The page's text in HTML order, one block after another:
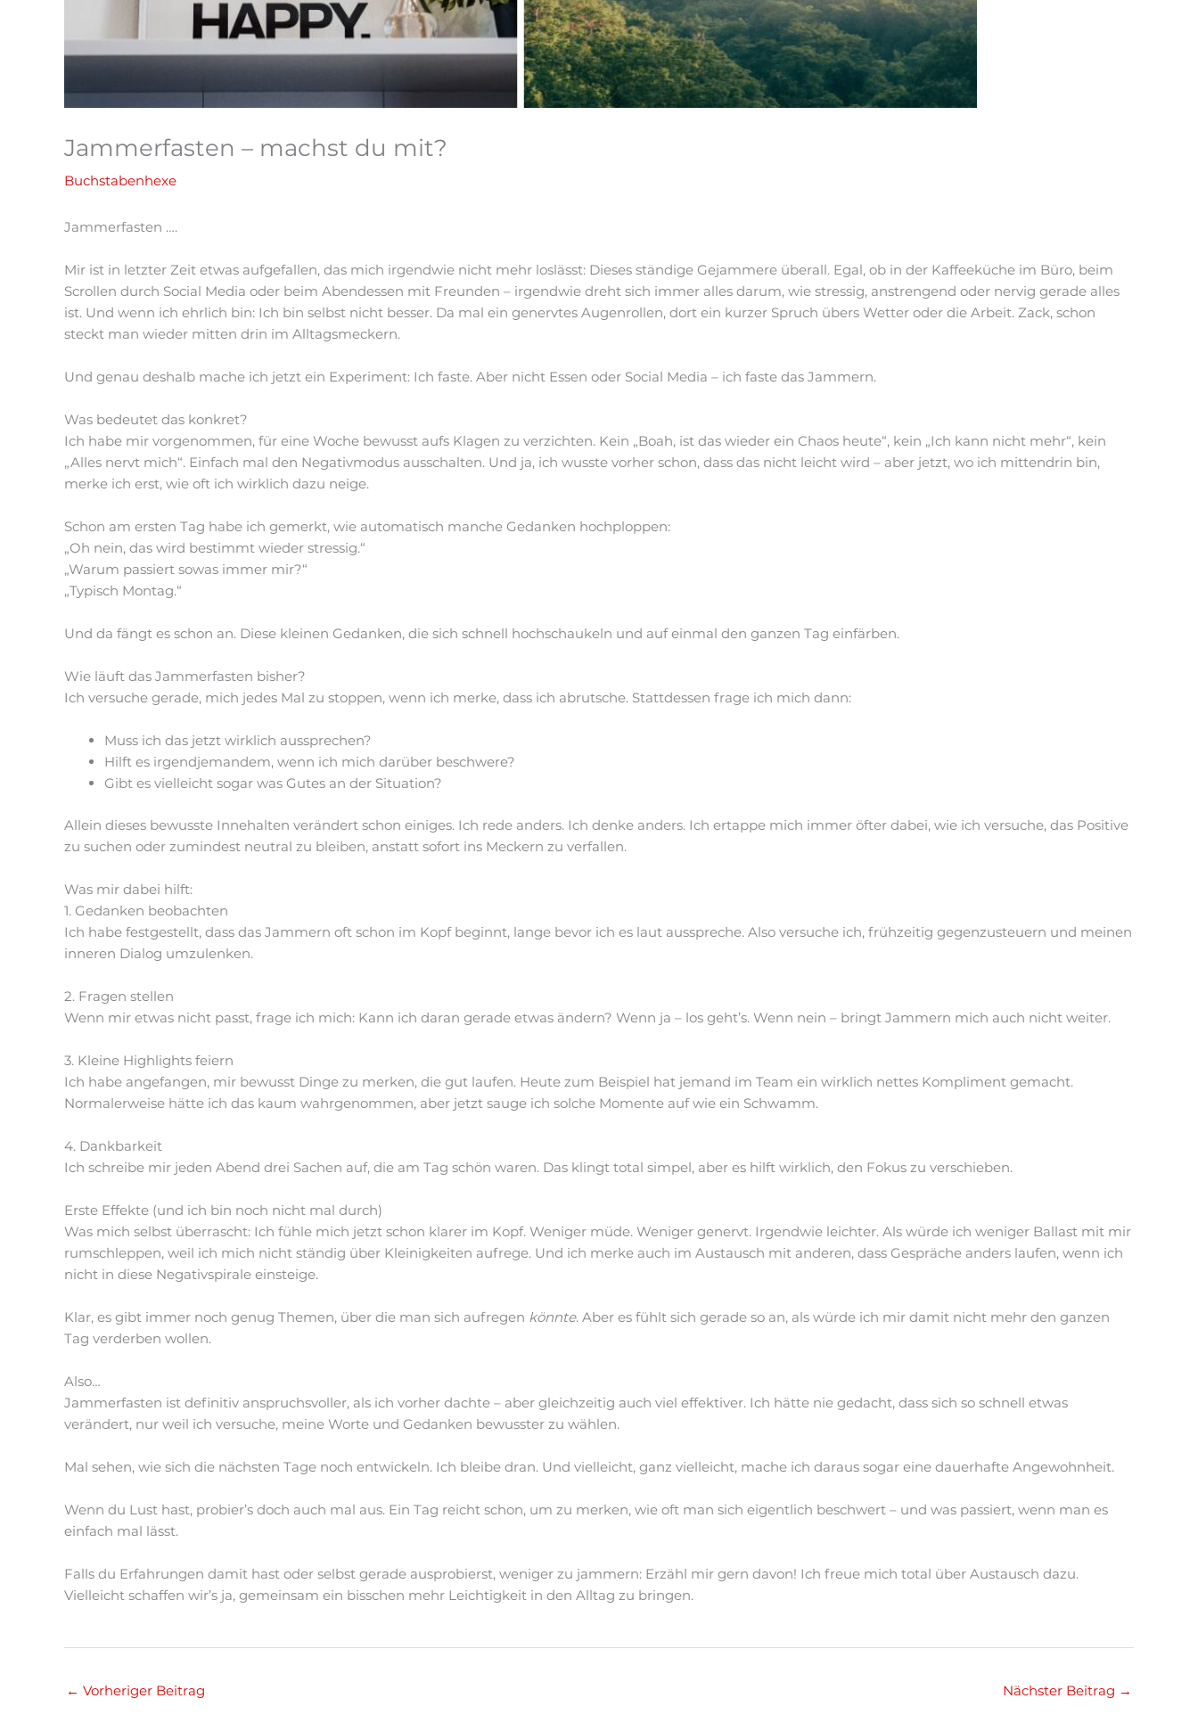
Jammerfasten – machst du mit?
Buchstabenhexe
Jammerfasten ….
Mir ist in letzter Zeit etwas aufgefallen, das mich irgendwie nicht mehr loslässt: Dieses ständige Gejammere überall. Egal, ob in der Kaffeeküche im Büro, beim
Scrollen durch Social Media oder beim Abendessen mit Freunden – irgendwie dreht sich immer alles darum, wie stressig, anstrengend oder nervig gerade alles
ist. Und wenn ich ehrlich bin: Ich bin selbst nicht besser. Da mal ein genervtes Augenrollen, dort ein kurzer Spruch übers Wetter oder die Arbeit. Zack, schon
steckt man wieder mitten drin im Alltagsmeckern.
Und genau deshalb mache ich jetzt ein Experiment: Ich faste. Aber nicht Essen oder Social Media – ich faste das Jammern.
Was bedeutet das konkret?
Ich habe mir vorgenommen, für eine Woche bewusst aufs Klagen zu verzichten. Kein „Boah, ist das wieder ein Chaos heute“, kein „Ich kann nicht mehr“, kein
„Alles nervt mich“. Einfach mal den Negativmodus ausschalten. Und ja, ich wusste vorher schon, dass das nicht leicht wird – aber jetzt, wo ich mittendrin bin,
merke ich erst, wie oft ich wirklich dazu neige.
Schon am ersten Tag habe ich gemerkt, wie automatisch manche Gedanken hochploppen:
„Oh nein, das wird bestimmt wieder stressig.“
„Warum passiert sowas immer mir?“
„Typisch Montag.“
Und da fängt es schon an. Diese kleinen Gedanken, die sich schnell hochschaukeln und auf einmal den ganzen Tag einfärben.
Wie läuft das Jammerfasten bisher?
Ich versuche gerade, mich jedes Mal zu stoppen, wenn ich merke, dass ich abrutsche. Stattdessen frage ich mich dann:
Muss ich das jetzt wirklich aussprechen?
Hilft es irgendjemandem, wenn ich mich darüber beschwere?
Gibt es vielleicht sogar was Gutes an der Situation?
Allein dieses bewusste Innehalten verändert schon einiges. Ich rede anders. Ich denke anders. Ich ertappe mich immer öfter dabei, wie ich versuche, das Positive
zu suchen oder zumindest neutral zu bleiben, anstatt sofort ins Meckern zu verfallen.
Was mir dabei hilft:
1. Gedanken beobachten
Ich habe festgestellt, dass das Jammern oft schon im Kopf beginnt, lange bevor ich es laut ausspreche. Also versuche ich, frühzeitig gegenzusteuern und meinen
inneren Dialog umzulenken.
2. Fragen stellen
Wenn mir etwas nicht passt, frage ich mich: Kann ich daran gerade etwas ändern? Wenn ja – los geht’s. Wenn nein – bringt Jammern mich auch nicht weiter.
3. Kleine Highlights feiern
Ich habe angefangen, mir bewusst Dinge zu merken, die gut laufen. Heute zum Beispiel hat jemand im Team ein wirklich nettes Kompliment gemacht.
Normalerweise hätte ich das kaum wahrgenommen, aber jetzt sauge ich solche Momente auf wie ein Schwamm.
4. Dankbarkeit
Ich schreibe mir jeden Abend drei Sachen auf, die am Tag schön waren. Das klingt total simpel, aber es hilft wirklich, den Fokus zu verschieben.
Erste Effekte (und ich bin noch nicht mal durch)
Was mich selbst überrascht: Ich fühle mich jetzt schon klarer im Kopf. Weniger müde. Weniger genervt. Irgendwie leichter. Als würde ich weniger Ballast mit mir
rumschleppen, weil ich mich nicht ständig über Kleinigkeiten aufrege. Und ich merke auch im Austausch mit anderen, dass Gespräche anders laufen, wenn ich
nicht in diese Negativspirale einsteige.
Klar, es gibt immer noch genug Themen, über die man sich aufregen könnte. Aber es fühlt sich gerade so an, als würde ich mir damit nicht mehr den ganzen
Tag verderben wollen.
Also…
Jammerfasten ist definitiv anspruchsvoller, als ich vorher dachte – aber gleichzeitig auch viel effektiver. Ich hätte nie gedacht, dass sich so schnell etwas
verändert, nur weil ich versuche, meine Worte und Gedanken bewusster zu wählen.
Mal sehen, wie sich die nächsten Tage noch entwickeln. Ich bleibe dran. Und vielleicht, ganz vielleicht, mache ich daraus sogar eine dauerhafte Angewohnheit.
Wenn du Lust hast, probier’s doch auch mal aus. Ein Tag reicht schon, um zu merken, wie oft man sich eigentlich beschwert – und was passiert, wenn man es
einfach mal lässt.
Falls du Erfahrungen damit hast oder selbst gerade ausprobierst, weniger zu jammern: Erzähl mir gern davon! Ich freue mich total über Austausch dazu.
Vielleicht schaffen wir’s ja, gemeinsam ein bisschen mehr Leichtigkeit in den Alltag zu bringen.
← Vorheriger Beitrag Nächster Beitrag →